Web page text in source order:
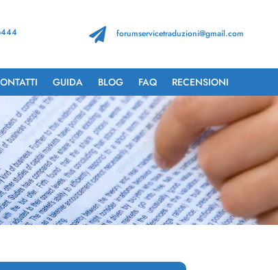
 forumservicetraduzioni@gmail.com
GUIDA BLOG FAQ RECENSIONI